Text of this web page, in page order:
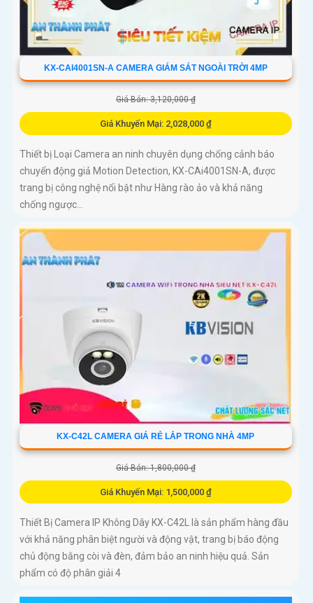
KX-CAI4001SN-A CAMERA GIÁM SÁT NGOÀI TRỜI 4MP
Giá Bán: 3,120,000 ₫
Giá Khuyến Mại: 2,028,000 ₫
Thiết bị Loại Camera an ninh chuyên dụng chống cảnh báo
chuyển động giả Motion Detection, KX-CAi4001SN-A, được
trang bị công nghệ nổi bật như Hàng rào ảo và khả năng
chống ngược...
KX-C42L CAMERA GIÁ RẺ LẮP TRONG NHÀ 4MP
Giá Bán: 1,800,000 ₫
Giá Khuyến Mại: 1,500,000 ₫
Thiết Bị Camera IP Không Dây KX-C42L là sản phẩm hàng đầu
với khả năng phân biệt người và động vật, trang bị báo động
chủ động bằng còi và đèn, đảm bảo an ninh hiệu quả. Sản
phẩm có độ phân giải 4